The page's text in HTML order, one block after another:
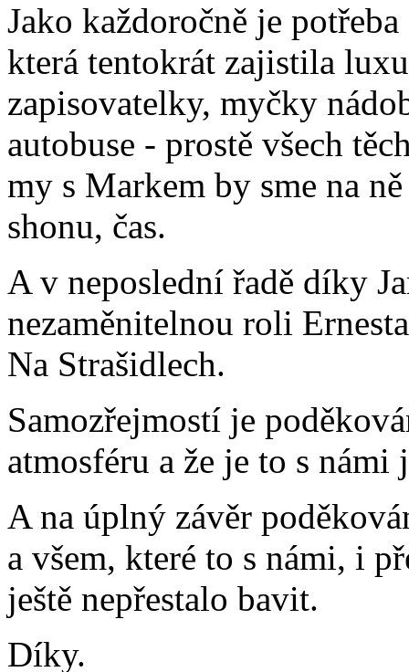
Jako každoročně je
která tentokrát zajistila
zapisovatelky, myčky
autobuse - prostě všech
my s Markem by sme na
shonu, čas.
A v neposlední řadě díky
nezaměnitelnou roli
Na Strašidlech.
Samozřejmostí je
atmosféru a že je to s námi
A na úplný závěr
a všem, které to s námi, i
ještě nepřestalo bavit.
Díky.